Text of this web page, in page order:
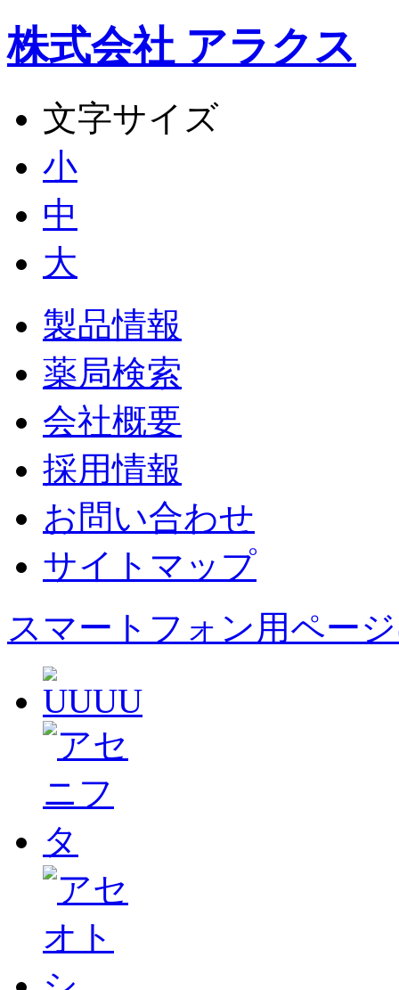
株式会社 アラクス
文字サイズ
小
中
大
製品情報
薬局検索
会社概要
採用情報
お問い合わせ
サイトマップ
スマートフォン用ペー